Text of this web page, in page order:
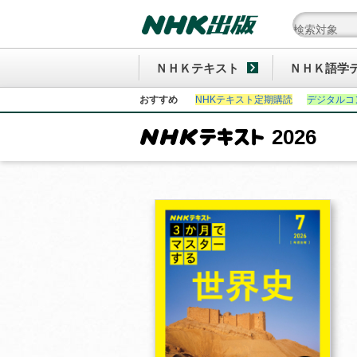
ＮＨＫテキスト ＮＨＫ語学
おすすめ NHKテキスト定期購読 デジタル
2026